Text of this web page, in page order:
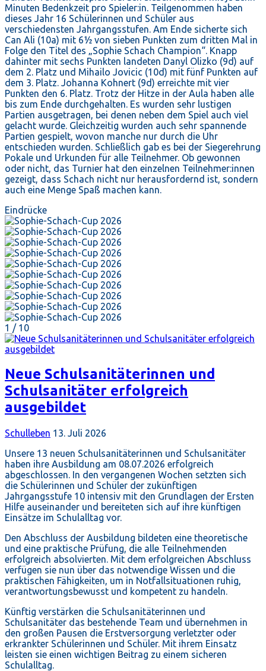
Minuten Bedenkzeit pro Spieler:in. Teilgenommen haben
dieses Jahr 16 Schülerinnen und Schüler aus
verschiedensten Jahrgangsstufen. Am Ende sicherte sich
Can Ali (10a) mit 6½ von sieben Punkten zum dritten Mal in
Folge den Titel des „Sophie Schach Champion“. Knapp
dahinter mit sechs Punkten landeten Danyl Olizko (9d) auf
dem 2. Platz und Mihailo Jovicic (10d) mit fünf Punkten auf
dem 3. Platz. Johanna Kohnert (9d) erreichte mit vier
Punkten den 6. Platz. Trotz der Hitze in der Aula haben alle
bis zum Ende durchgehalten. Es wurden sehr lustigen
Partien ausgetragen, bei denen neben dem Spiel auch viel
gelacht wurde. Gleichzeitig wurden auch sehr spannende
Partien gespielt, wovon manche nur durch die Uhr
entschieden wurden. Schließlich gab es bei der Siegerehrung
Pokale und Urkunden für alle Teilnehmer. Ob gewonnen
oder nicht, das Turnier hat den einzelnen Teilnehmer:innen
gezeigt, dass Schach nicht nur herausfordernd ist, sondern
auch eine Menge Spaß machen kann.
Eindrücke
1 / 10
Neue Schulsanitäterinnen und
Schulsanitäter erfolgreich
ausgebildet
Schulleben 13. Juli 2026
Unsere 13 neuen Schulsanitäterinnen und Schulsanitäter
haben ihre Ausbildung am 08.07.2026 erfolgreich
abgeschlossen. In den vergangenen Wochen setzten sich
die Schülerinnen und Schüler der zukünftigen
Jahrgangsstufe 10 intensiv mit den Grundlagen der Ersten
Hilfe auseinander und bereiteten sich auf ihre künftigen
Einsätze im Schulalltag vor.
Den Abschluss der Ausbildung bildeten eine theoretische
und eine praktische Prüfung, die alle Teilnehmenden
erfolgreich absolvierten. Mit dem erfolgreichen Abschluss
verfügen sie nun über das notwendige Wissen und die
praktischen Fähigkeiten, um in Notfallsituationen ruhig,
verantwortungsbewusst und kompetent zu handeln.
Künftig verstärken die Schulsanitäterinnen und
Schulsanitäter das bestehende Team und übernehmen in
den großen Pausen die Erstversorgung verletzter oder
erkrankter Schülerinnen und Schüler. Mit ihrem Einsatz
leisten sie einen wichtigen Beitrag zu einem sicheren
Schulalltag.